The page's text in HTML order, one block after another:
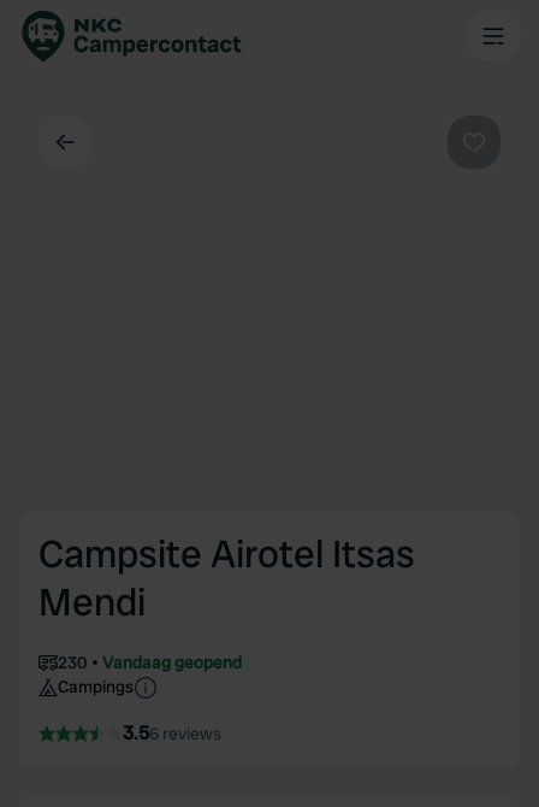
Campsite Airotel Itsas
Mendi
230
Vandaag geopend
Campings
3.56 reviews